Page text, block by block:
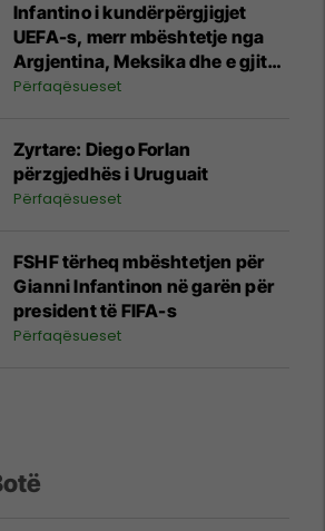
Infantino i kundërpërgjigjet
UEFA-s, merr mbështetje nga
Argjentina, Meksika dhe e gjithë
Afrika
Përfaqësueset
Zyrtare: Diego Forlan
përzgjedhës i Uruguait
Përfaqësueset
FSHF tërheq mbështetjen për
Gianni Infantinon në garën për
president të FIFA-s
Përfaqësueset